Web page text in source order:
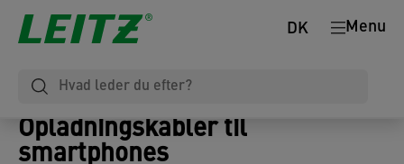
Menu
DK
Opladningskabler til
smartphones